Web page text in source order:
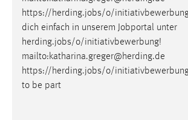
https://herding.jobs/o/
dich einfach in unserem Jobportal unter
herding.jobs/o/initiativbewerbung!
mailto:katharina.greger@herding.de
https://herding.jobs/o/
to be part